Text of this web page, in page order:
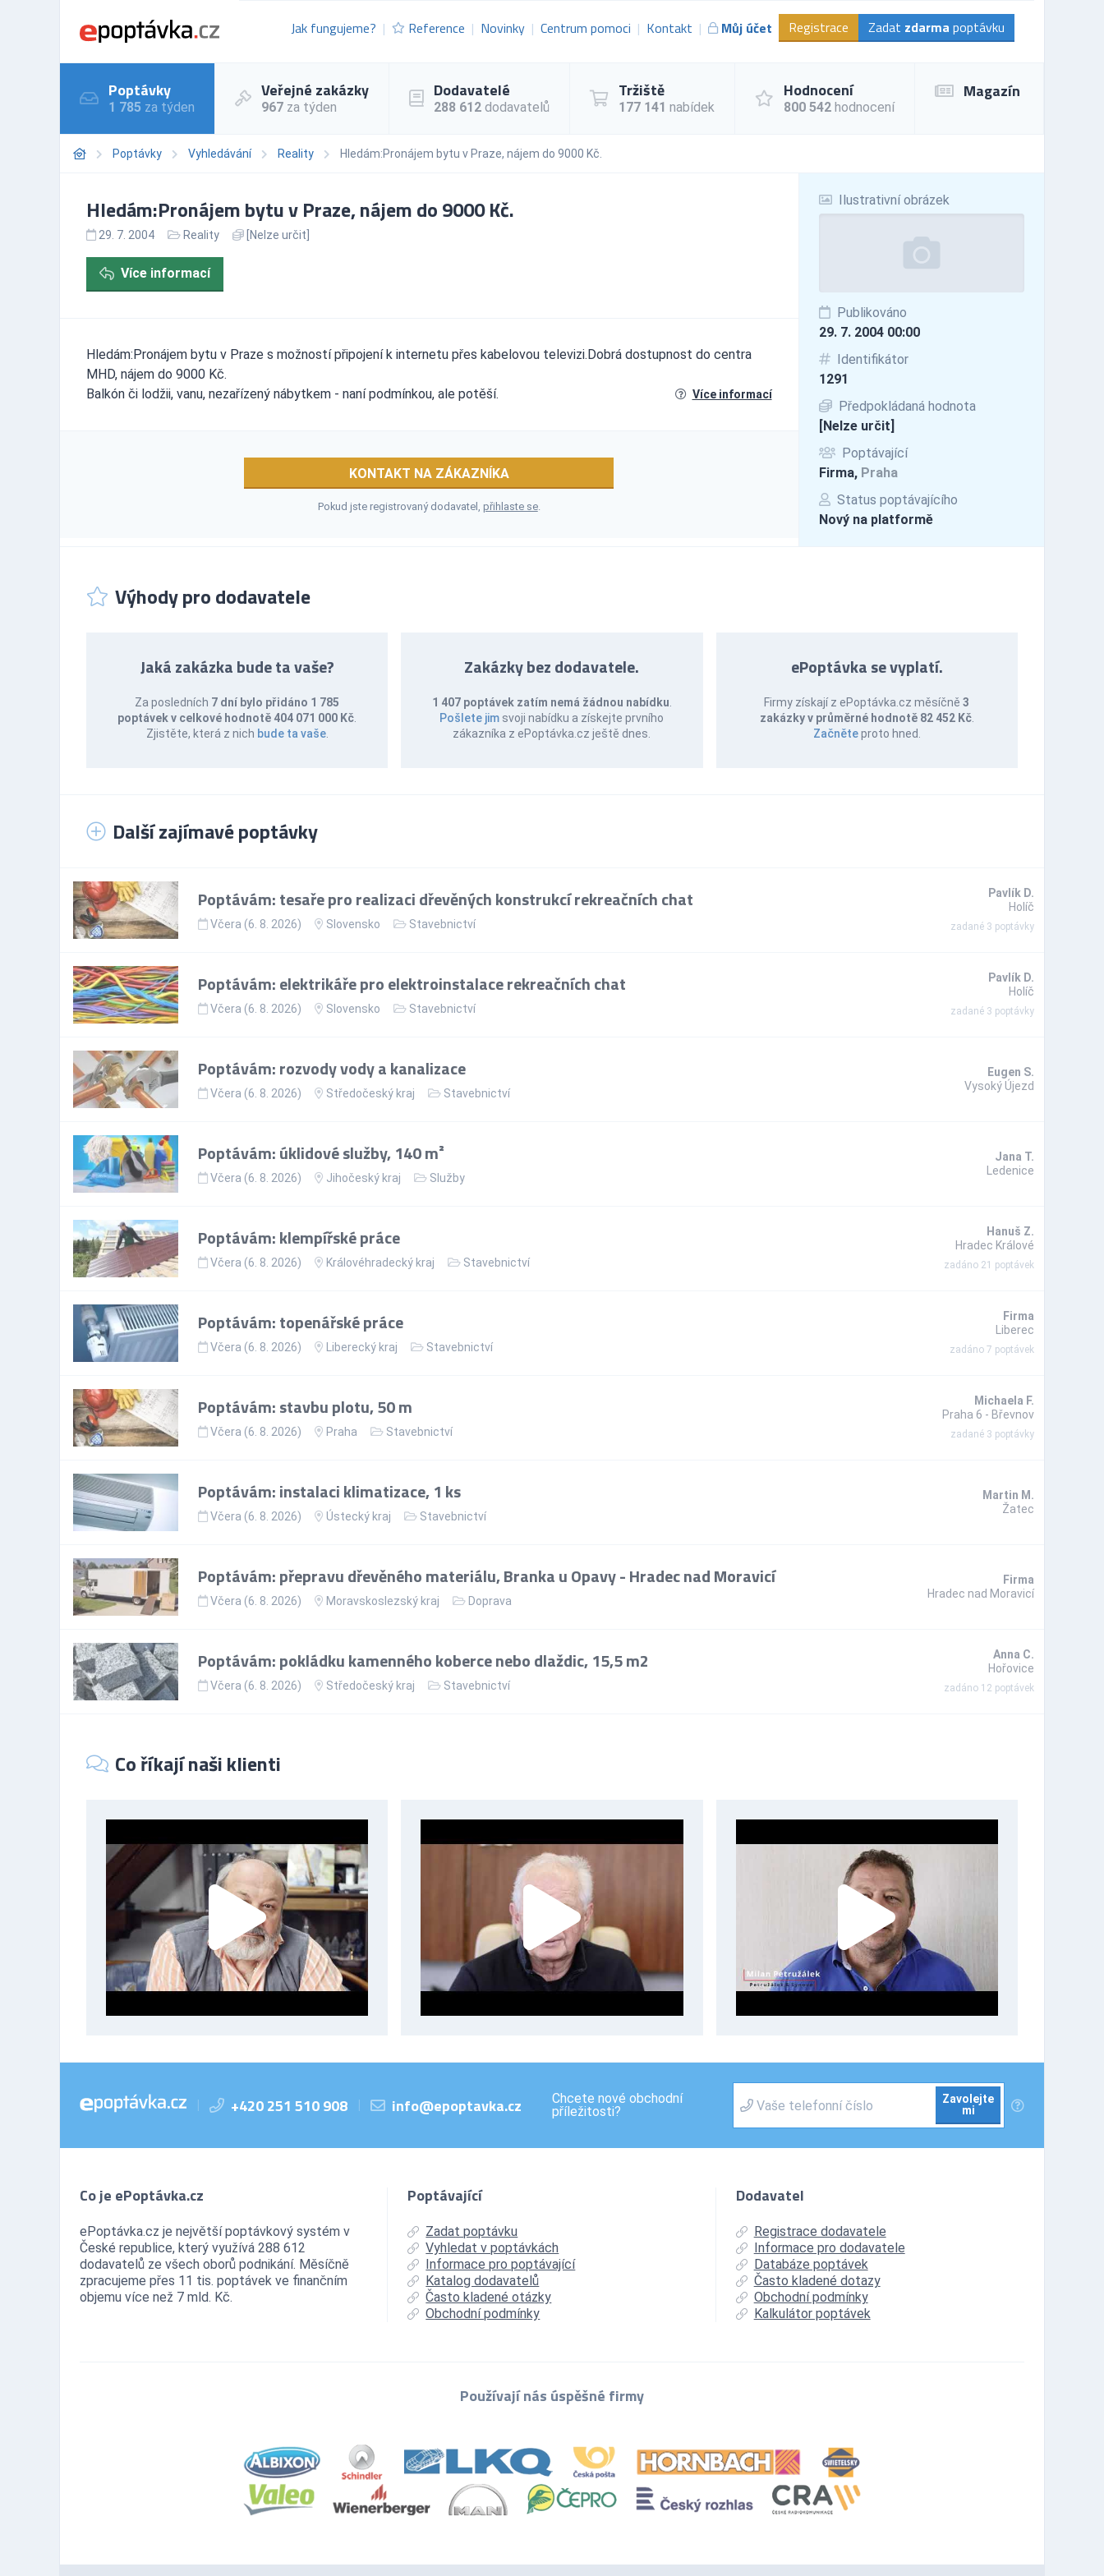
Jak fungujeme? Reference Novinky Centrum pomoci Kontakt Můj účet Registrace Zadat zdarma poptávku
Poptávky
1 785 za týden
Veřejné zakázky
967 za týden
Dodavatelé
288 612 dodavatelů
Tržiště
177 141 nabídek
Hodnocení
800 542 hodnocení
Magazín
Poptávky Vyhledávání Reality Hledám:Pronájem bytu v Praze, nájem do 9000 Kč.
Ilustrativní obrázek
Publikováno
29. 7. 2004 00:00
Identifikátor
1291
Předpokládaná hodnota
[Nelze určit]
Poptávající
Firma, Praha
Status poptávajícího
Nový na platformě
Hledám:Pronájem bytu v Praze, nájem do 9000 Kč.
29. 7. 2004 Reality [Nelze určit]
Více informací
Hledám:Pronájem bytu v Praze s možností připojení k internetu přes kabelovou televizi.Dobrá dostupnost do centra
MHD, nájem do 9000 Kč.
Balkón či lodžii, vanu, nezařízený nábytkem - naní podmínkou, ale potěší.
Více informací
KONTAKT NA ZÁKAZNÍKA
Pokud jste registrovaný dodavatel, přihlaste se.
Výhody pro dodavatele
Jaká zakázka bude ta vaše?
Za posledních 7 dní bylo přidáno 1 785
poptávek v celkové hodnotě 404 071 000 Kč
Zjistěte, která z nich bude ta vaše.
Zakázky bez dodavatele.
1 407 poptávek zatím nemá žádnou nabídku
Pošlete jim svoji nabídku a získejte prvního
zákazníka z ePoptávka.cz ještě dnes.
ePoptávka se vyplatí.
Firmy získají z ePoptávka.cz měsíčně3
zakázky v průměrné hodnotě 82 452 Kč.
Začněteproto hned.
Další zajímavé poptávky
Poptávám: tesaře pro realizaci dřevěných konstrukcí rekreačních chat
Včera (6. 8. 2026) Slovensko Stavebnictví
Pavlík D.
Holíč
zadané 3 poptávky
Poptávám: elektrikáře pro elektroinstalace rekreačních chat
Včera (6. 8. 2026) Slovensko Stavebnictví
Pavlík D.
Holíč
zadané 3 poptávky
Poptávám: rozvody vody a kanalizace
Včera (6. 8. 2026) Středočeský kraj Stavebnictví
Eugen S.
Vysoký Újezd
Poptávám: úklidové služby, 140 m²
Včera (6. 8. 2026) Jihočeský kraj Služby
Jana T.
Ledenice
Poptávám: klempířské práce
Včera (6. 8. 2026) Královéhradecký kraj Stavebnictví
Hanuš Z.
Hradec Králové
zadáno 21 poptávek
Poptávám: topenářské práce
Včera (6. 8. 2026) Liberecký kraj Stavebnictví
Firma
Liberec
zadáno 7 poptávek
Poptávám: stavbu plotu, 50 m
Včera (6. 8. 2026) Praha Stavebnictví
Michaela F.
Praha 6 - Břevnov
zadané 3 poptávky
Poptávám: instalaci klimatizace, 1 ks
Včera (6. 8. 2026) Ústecký kraj Stavebnictví
Martin M.
Žatec
Poptávám: přepravu dřevěného materiálu, Branka u Opavy - Hradec nad Moravicí
Včera (6. 8. 2026) Moravskoslezský kraj Doprava
Firma
Hradec nad Moravicí
Poptávám: pokládku kamenného koberce nebo dlaždic, 15,5 m2
Včera (6. 8. 2026) Středočeský kraj Stavebnictví
Anna C.
Hořovice
zadáno 12 poptávek
Co říkají naši klienti
| +420 251 510 908 | info@epoptavka.cz
Chcete nové obchodní
příležitosti?
Zavolejte
mi
Co je ePoptávka.cz
ePoptávka.cz je největší poptávkový systém v
České republice, který využívá 288 612
dodavatelů ze všech oborů podnikání. Měsíčně
zpracujeme přes 11 tis. poptávek ve finančním
objemu více než 7 mld. Kč.
Poptávající
Zadat poptávku
Vyhledat v poptávkách
Informace pro poptávající
Katalog dodavatelů
Často kladené otázky
Obchodní podmínky
Dodavatel
Registrace dodavatele
Informace pro dodavatele
Databáze poptávek
Často kladené dotazy
Obchodní podmínky
Kalkulátor poptávek
Používají nás úspěšné firmy